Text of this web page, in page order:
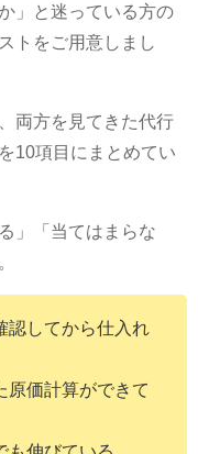
」と迷っている方の
トをご用意しまし
両方を見てきた代行
10項目にまとめてい
」「当てはまらな
してから仕入れ
原価計算ができて
も伸びている